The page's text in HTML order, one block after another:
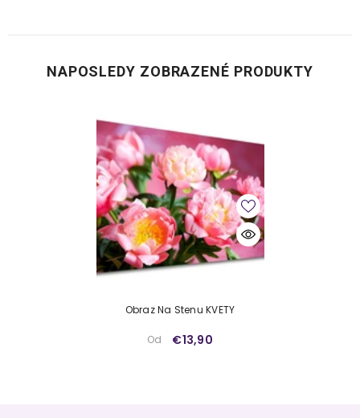
NAPOSLEDY ZOBRAZENÉ PRODUKTY
Obraz Na Stenu KVETY
Od €13,90